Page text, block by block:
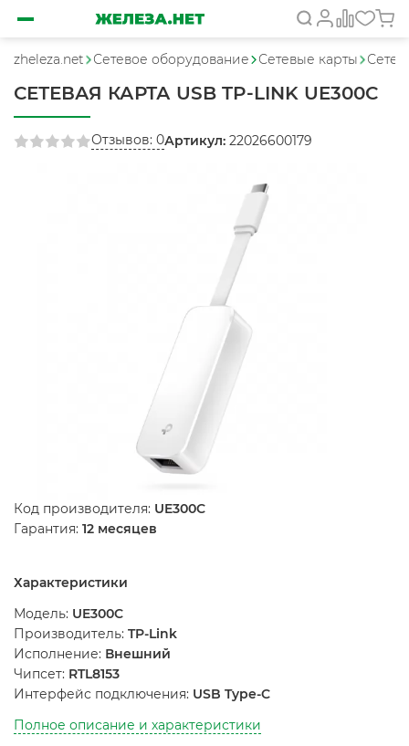
zheleza.net Сетевое оборудование Сетевые карты
СЕТЕВАЯ КАРТА USB TP-LINK UE300C
Отзывов: 0Артикул: 22026600179
Код производителя: UE300C
Гарантия: 12 месяцев
Характеристики
Модель: UE300C
Производитель: TP-Link
Исполнение: Внешний
Чипсет: RTL8153
Интерфейс подключения: USB Type-C
Полное описание и характеристики